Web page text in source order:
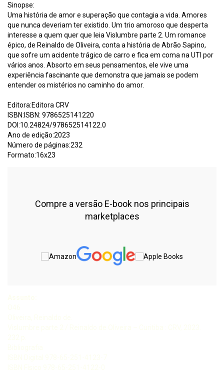
Sinopse:
Uma história de amor e superação que contagia a vida. Amores
que nunca deveriam ter existido. Um trio amoroso que desperta
interesse a quem quer que leia Vislumbre parte 2. Um romance
épico, de Reinaldo de Oliveira, conta a história de Abrão Sapino,
que sofre um acidente trágico de carro e fica em coma na UTI por
vários anos. Absorto em seus pensamentos, ele vive uma
experiência fascinante que demonstra que jamais se podem
entender os mistérios no caminho do amor.
Editora:Editora CRV
ISBN:ISBN: 9786525141220
DOI:10.24824/978652514122.0
Ano de edição:2023
Número de páginas:232
Formato:16x23
Compre a versão E-book nos principais
marketplaces